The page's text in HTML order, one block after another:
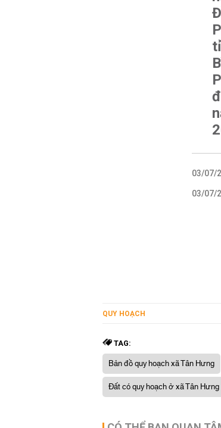
03/07/
03/07/
QUY HOẠCH
TAG:
Bản đồ quy hoạch xã Tân Hưng
Đất có quy hoạch ở xã Tân Hưng